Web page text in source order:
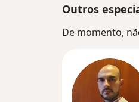
Outros
De momento,